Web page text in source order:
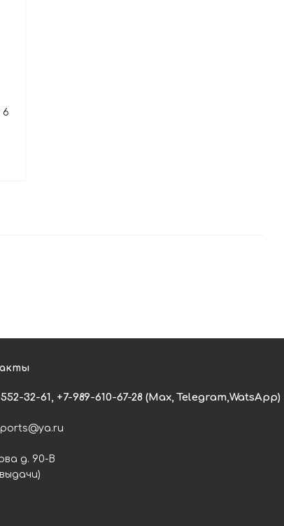
6
32-61, +7-989-610-67-28 (Max, Telegram,WatsApp)
д. 90-В